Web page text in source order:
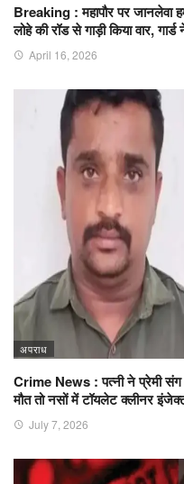
Breaking : महापौर पर जानलेवा
लोहे की रॉड से गाड़ी किया वार,
April 16, 2026
अपराध
Crime News : पत्नी ने प्रेमी
मौत तो नसों में टॉयलेट क्लीनर
July 7, 2026